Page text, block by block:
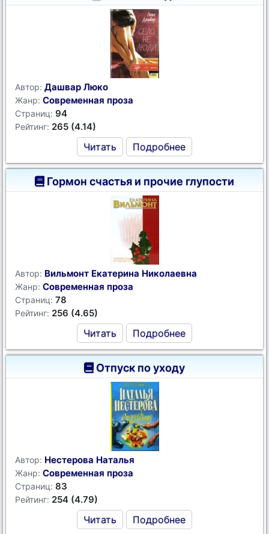
Автор: Дашвар Люко
Жанр: Современная проза
Страниц: 94
Рейтинг: 265 (4.14)
Читать Подробнее
Гормон счастья и прочие глупости
Автор: Вильмонт Екатерина Николаевна
Жанр: Современная проза
Страниц: 78
Рейтинг: 256 (4.65)
Читать Подробнее
Отпуск по уходу
Автор: Нестерова Наталья
Жанр: Современная проза
Страниц: 83
Рейтинг: 254 (4.79)
Читать Подробнее